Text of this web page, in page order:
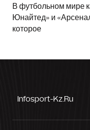
В футбольном мире
Юнайтед» и
которое
Infosport-Kz.ru